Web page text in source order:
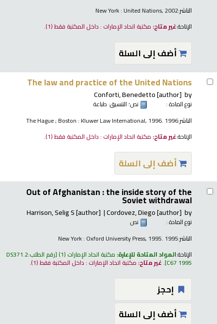
الناشر:New York : United Nations, 2002
الإتاحة:غير متاح: مكتبة اتحاد الإمارات : داخل المكتبة فقط(1).
أضف إلى السلة
The law and practice of the United Nations
by
Conforti, Benedetto[author]
نوع المادة : نص؛ التنسيق: طباعة
الناشر:The Hague ; Boston : Kluwer Law International, 1996. 1996
الإتاحة:غير متاح: مكتبة اتحاد الإمارات : داخل المكتبة فقط(1).
أضف إلى السلة
Out of Afghanistan : the inside story of the
Soviet withdrawal
by
Cordovez, Diego[author]
Harrison, Selig S[author]
نوع المادة :
نص
الناشر:New York : Oxford University Press, 1995. 1995
الإتاحة:المواد المتاحة للإعارة: مكتبة اتحاد الإمارات (1) رقم الطلب:DS371.2
C67 1995
.غير متاح: مكتبة اتحاد الإمارات : داخل المكتبة فقط(1).
إحجز
أضف إلى السلة